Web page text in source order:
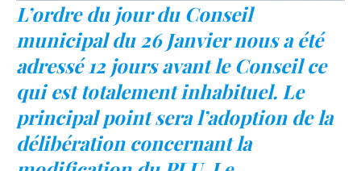
L’ordre du jour du Conseil
municipal du 26 Janvier nous a été
adressé 12 jours avant le Conseil ce
qui est totalement inhabituel. Le
principal point sera l’adoption de la
délibération concernant la